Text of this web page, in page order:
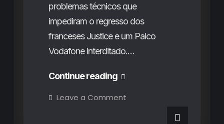
problemas técnicos que
impediram o regresso dos
franceses Justice e um Palco
Vodafone interditado.…
Continue readingPrimavera
Leave a Commenton